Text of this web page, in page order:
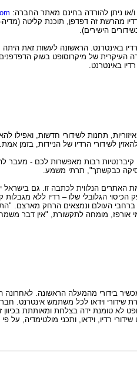
זה דפדפן, תוכנת קליטה (מדיה-
באינטרנט. הראשונה לעשות זאת
באינטרנט.
תחנות לשידורי חדשות, ואפילו
לשידורי הרדיו של הניידות, בזמן אמת.
קיברנטיות רבות מאפשרות לכם - מעבר
כבקשתך", תרתי משמע.
האתרים הנלווית לכתבה זו. גם
הגלובלי שלו – רדיו ללא
ברחבי העולם ונמצאים הרחק מארצם.
אורפז, מומחה לתקשורת, "אין דבר
בידורי מהמעלה הראשונה. לאחרונה
וידאו לכל משתמש אינטרנט.
2 שלה, שיצאה בחודש שעבר. גם מיקרוסופט לא טומנת ידה בצלחת
רדיו, וידאו, ותכני מולטימדיה, על פי